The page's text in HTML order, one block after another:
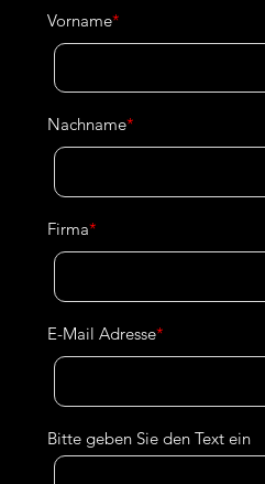
Vorname*
Nachname*
Firma*
E-Mail Adresse*
Bitte geben Sie den Text ein